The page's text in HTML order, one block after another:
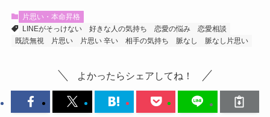
片思い・本命昇格
LINEがそっけない
好きな人の気持ち 恋愛の悩み
恋愛相談
既読無視
片思い 片思い 辛い 相手の気持ち 脈なし 脈なし片思い
よかったらシェアしてね！